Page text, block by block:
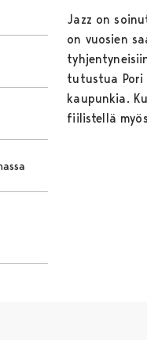
Jazz on
on vuosien
tutustua Pori
kaupunkia.
fiilistellä